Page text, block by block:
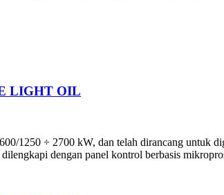
LIGHT OIL
1250 ÷ 2700 kW, dan telah dirancang untuk
dengan panel kontrol berbasis